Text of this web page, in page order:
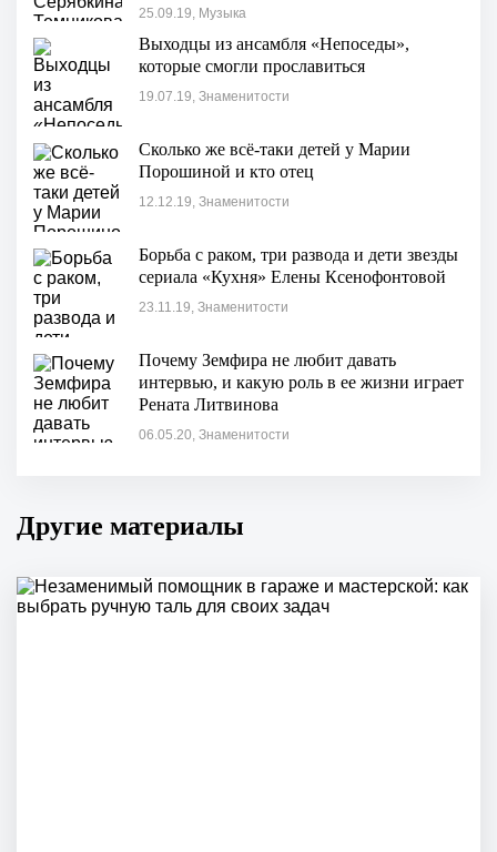
25.09.19, Музыка
Выходцы из ансамбля «Непоседы»,
которые смогли прославиться
19.07.19, Знаменитости
Сколько же всё-таки детей у Марии
Порошиной и кто отец
12.12.19, Знаменитости
Борьба с раком, три развода и дети звезды
сериала «Кухня» Елены Ксенофонтовой
23.11.19, Знаменитости
Почему Земфира не любит давать
интервью, и какую роль в ее жизни играет
Рената Литвинова
06.05.20, Знаменитости
Другие материалы